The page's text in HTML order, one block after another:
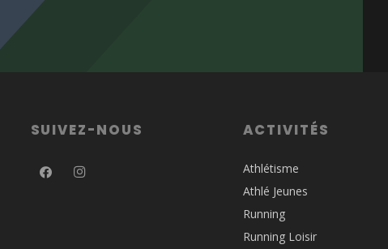
SUIVEZ-NOUS ACTIVITÉS
Athlétisme
Athlé Jeunes
Running
Running Loisir